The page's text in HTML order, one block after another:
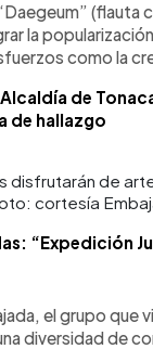
(flauta
la
como la
de
de hallazgo
disfrutarán de
cortesía
“Expedición
el grupo
diversidad de